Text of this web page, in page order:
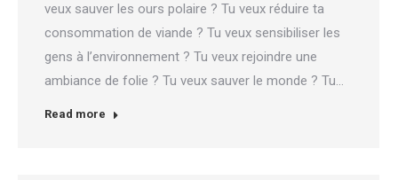
veux sauver les ours polaire ? Tu veux réduire ta
consommation de viande ? Tu veux sensibiliser les
gens à l’environnement ? Tu veux rejoindre une
ambiance de folie ? Tu veux sauver le monde ? Tu…
Read more